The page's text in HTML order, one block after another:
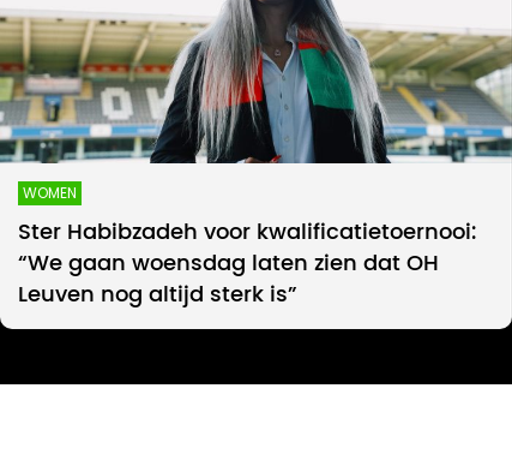
WOMEN
Ster Habibzadeh voor kwalificatietoernooi:
“We gaan woensdag laten zien dat OH
Leuven nog altijd sterk is”